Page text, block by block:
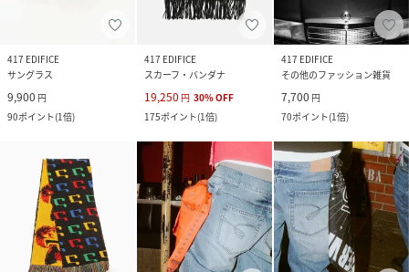
417 EDIFICE
サングラス
9,900 円
90ポイント(1倍)
417 EDIFICE
スカーフ・バンダナ
19,250 円 30%OFF
175ポイント(1倍)
417 EDIFICE
その他のファッション雑貨
7,700 円
70ポイント(1倍)